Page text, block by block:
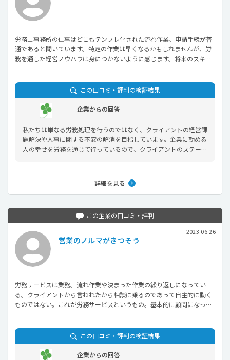
労務士事務所の仕事はどこもテンプレ化された流れ作業、申請手続が普
通であると聞いています。特定の作業は早くなるかもしれませんが、労
務を通した経営ノウハウは身につかないように感じます。将来のスキル
この口コミ・評判の検証結果
企業からの回答
私たちは単なる労務処理を行うのではなく、クライアントの経営課
題解決や人事に関する不安の解消を目指しています。企業に勤める
人の幸せを労務を通じて行っているので、クライアントのステージ
応の労務知識と労務を通した経営ノウハウを身に着けることができ
詳細を見る
この企業の口コミ・評判
2023.06.26
営業のノルマがきつそう
労務サービスは業務。流れ作業や決まった作業の繰り返しになってい
る。クライアントから言われたから相談に乗るのであって自主的に動く
ものではない。これが労務サービスというもの。基本的に顧問になった
た。本当でしょうか？ この口コミ・評判の検証結果
企業からの回答